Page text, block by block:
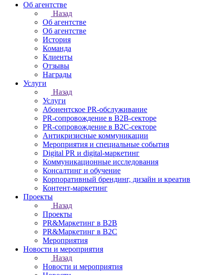
Об агентстве
Назад
Об агентстве
Об агентстве
История
Команда
Клиенты
Отзывы
Награды
Услуги
Назад
Услуги
Абонентское PR-обслуживание
PR-сопровождение в B2B-секторе
PR-сопровождение в B2С-секторе
Антикризисные коммуникации
Мероприятия и специальные события
Digital PR и digital-маркетинг
Коммуникационные исследования
Консалтинг и обучение
Корпоративный брендинг, дизайн и креатив
Контент-маркетинг
Проекты
Назад
Проекты
PR&Маркетинг в B2B
PR&Маркетинг в B2C
Мероприятия
Новости и мероприятия
Назад
Новости и мероприятия